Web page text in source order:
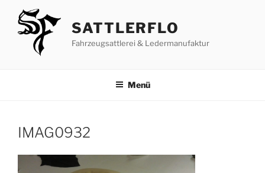
Inhalt
springen
SATTLERFLO
Fahrzeugsattlerei & Ledermanufaktur
Menü
IMAG0932